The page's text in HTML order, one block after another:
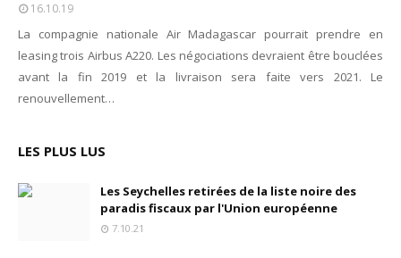
16.10.19
La compagnie nationale Air Madagascar pourrait prendre en
leasing trois Airbus A220. Les négociations devraient être bouclées
avant la fin 2019 et la livraison sera faite vers 2021. Le
renouvellement…
LES PLUS LUS
Les Seychelles retirées de la liste noire des
paradis fiscaux par l'Union européenne
7.10.21